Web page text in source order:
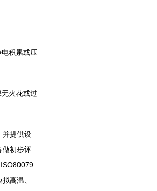
积累或压
火花或过
提供设
做初步评
高温、